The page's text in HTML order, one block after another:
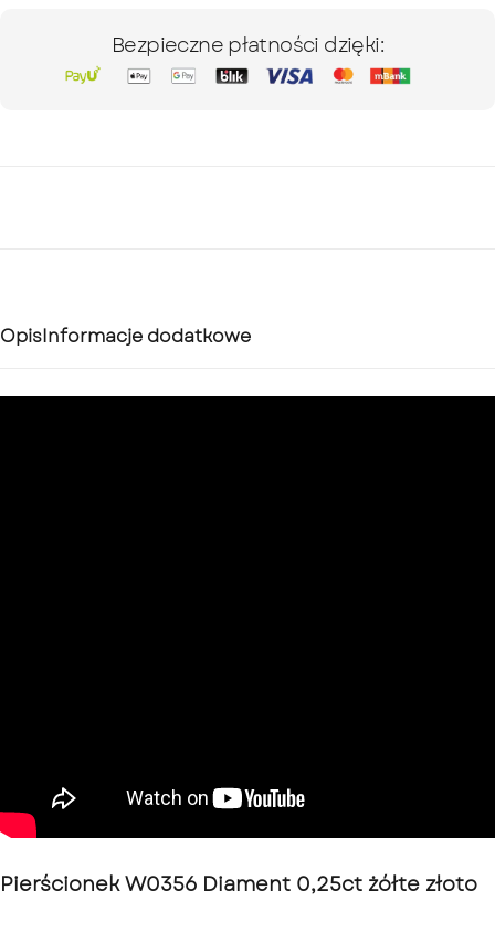
Bezpieczne płatności dzięki:
OpisInformacje dodatkowe
Pierścionek W0356 Diament 0,25ct żółte złoto